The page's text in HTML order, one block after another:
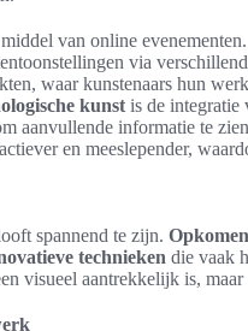
van online evenementen.
via
waar kunstenaars hun
kunst is de integratie
aanvullende informatie te
en meeslepender,
spannend te zijn.
technieken die vaak
visueel aantrekkelijk is,